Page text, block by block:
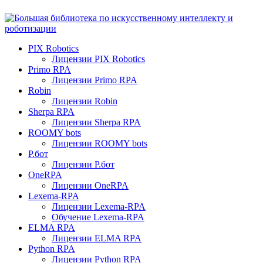
PIX Robotics
Лицензии PIX Robotics
Primo RPA
Лицензии Primo RPA
Robin
Лицензии Robin
Sherpa RPA
Лицензии Sherpa RPA
ROOMY bots
Лицензии ROOMY bots
Р.бот
Лицензии Р.бот
OneRPA
Лицензии OneRPA
Lexema-RPA
Лицензии Lexema-RPA
Обучение Lexema-RPA
ELMA RPA
Лицензии ELMA RPA
Python RPA
Лицензии Python RPA